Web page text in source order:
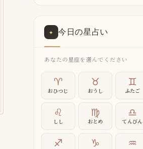
✦ 今日の星占い
あなたの星座を選んでください
♈
おひつじ
♉
おうし
♊
ふたご
♌
しし
♍
おとめ
♎
てんびん
♐ ♑ ♒